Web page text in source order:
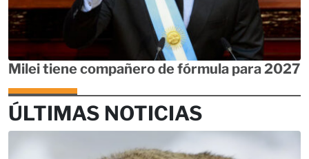
Milei tiene compañero de fórmula para 2027
ÚLTIMAS NOTICIAS